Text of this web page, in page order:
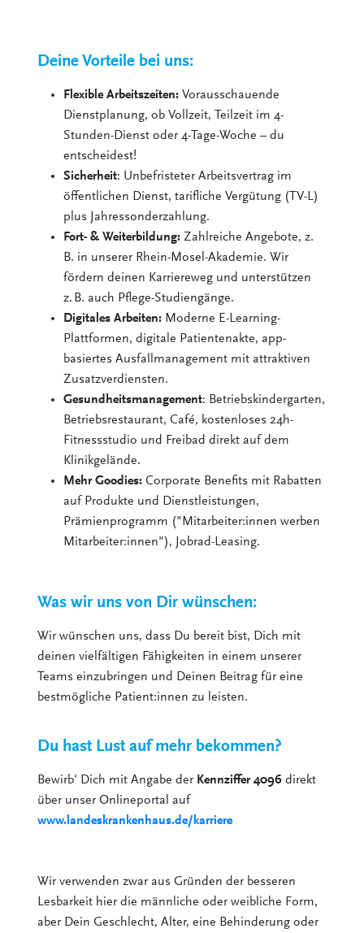
Deine Vorteile bei uns:
Flexible Arbeitszeiten: Vorausschauende
Dienstplanung, ob Vollzeit, Teilzeit im 4-
Stunden-Dienst oder 4-Tage-Woche – du
entscheidest!
Sicherheit: Unbefristeter Arbeitsvertrag im
öffentlichen Dienst, tarifliche Vergütung (TV-L)
plus Jahressonderzahlung.
Fort- & Weiterbildung:Zahlreiche Angebote, z.
B. in unserer Rhein-Mosel-Akademie. Wir
fördern deinen Karriereweg und unterstützen
z. B. auch Pflege-Studiengänge.
Digitales Arbeiten: Moderne E-Learning-
Plattformen, digitale Patientenakte, app-
basiertes Ausfallmanagement mit attraktiven
Zusatzverdiensten.
Gesundheitsmanagement: Betriebskindergarten,
Betriebsrestaurant, Café, kostenloses 24h-
Fitnessstudio und Freibad direkt auf dem
Klinikgelände.
Mehr Goodies:Corporate Benefits mit Rabatten
auf Produkte und Dienstleistungen,
Prämienprogramm ("Mitarbeiter:innen werben
Mitarbeiter:innen"), Jobrad-Leasing.
Was wir uns von Dir wünschen:
Wir wünschen uns, dass Du bereit bist, Dich mit
deinen vielfältigen Fähigkeiten in einem unserer
Teams einzubringen und Deinen Beitrag für eine
bestmögliche Patient:innen zu leisten.
Du hast Lust auf mehr bekommen?
Bewirb' Dich mit Angabe der Kennziffer 4096 direkt
über unser Onlineportal auf
www.landeskrankenhaus.de/karriere
Wir verwenden zwar aus Gründen der besseren
Lesbarkeit hier die männliche oder weibliche Form,
aber Dein Geschlecht, Alter, eine Behinderung oder